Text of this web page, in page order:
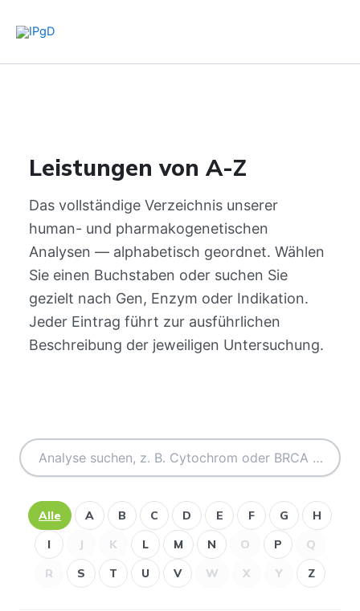
Inhalt
Leistungen von A-Z
Das vollständige Verzeichnis unserer
human- und pharmakogenetischen
Analysen — alphabetisch geordnet. Wählen
Sie einen Buchstaben oder suchen Sie
gezielt nach Gen, Enzym oder Indikation.
Jeder Eintrag führt zur ausführlichen
Beschreibung der jeweiligen Untersuchung.
Alle A B C D E F G
H
I
J K L M N O P
Q
R
S T U V W X Y Z